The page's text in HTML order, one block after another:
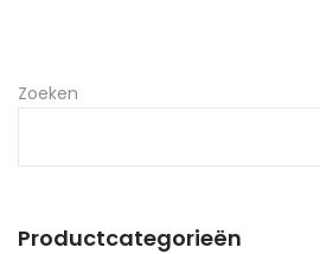
Zoeken
Productcategorieën